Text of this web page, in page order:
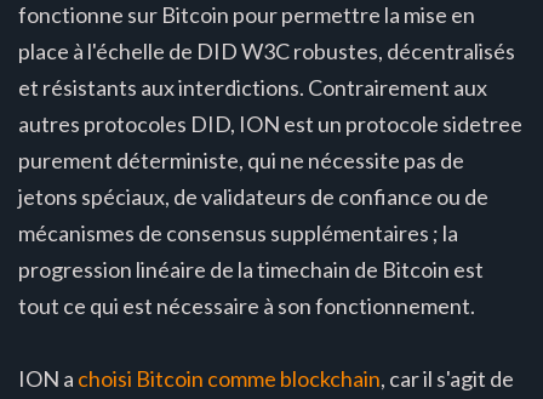
fonctionne sur Bitcoin pour permettre la mise en
place à l'échelle de DID W3C robustes, décentralisés
et résistants aux interdictions. Contrairement aux
autres protocoles DID, ION est un protocole sidetree
purement déterministe, qui ne nécessite pas de
jetons spéciaux, de validateurs de confiance ou de
mécanismes de consensus supplémentaires ; la
progression linéaire de la timechain de Bitcoin est
tout ce qui est nécessaire à son fonctionnement.
ION a choisi Bitcoin comme blockchain, car il s'agit de